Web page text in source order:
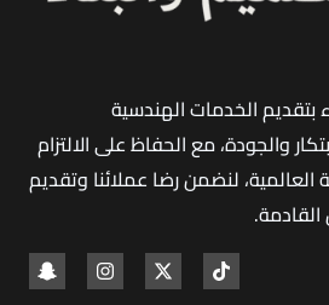
بتقديم الخدمات الهندسية
والجودة، مع الحفاظ على الالتزام
العالمية، لنضمن رضا عملائنا وتقديم
القادمة.